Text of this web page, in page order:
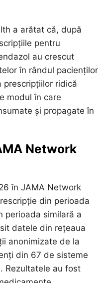
a arătat că, după
pentru
au crescut
în rândul pacienților
prescripțiilor ridică
modul în care
și propagate în
Network
în JAMA Network
din perioada
perioada similară a
datele din rețeaua
anonimizate de la
din 67 de sisteme
Rezultatele au fost